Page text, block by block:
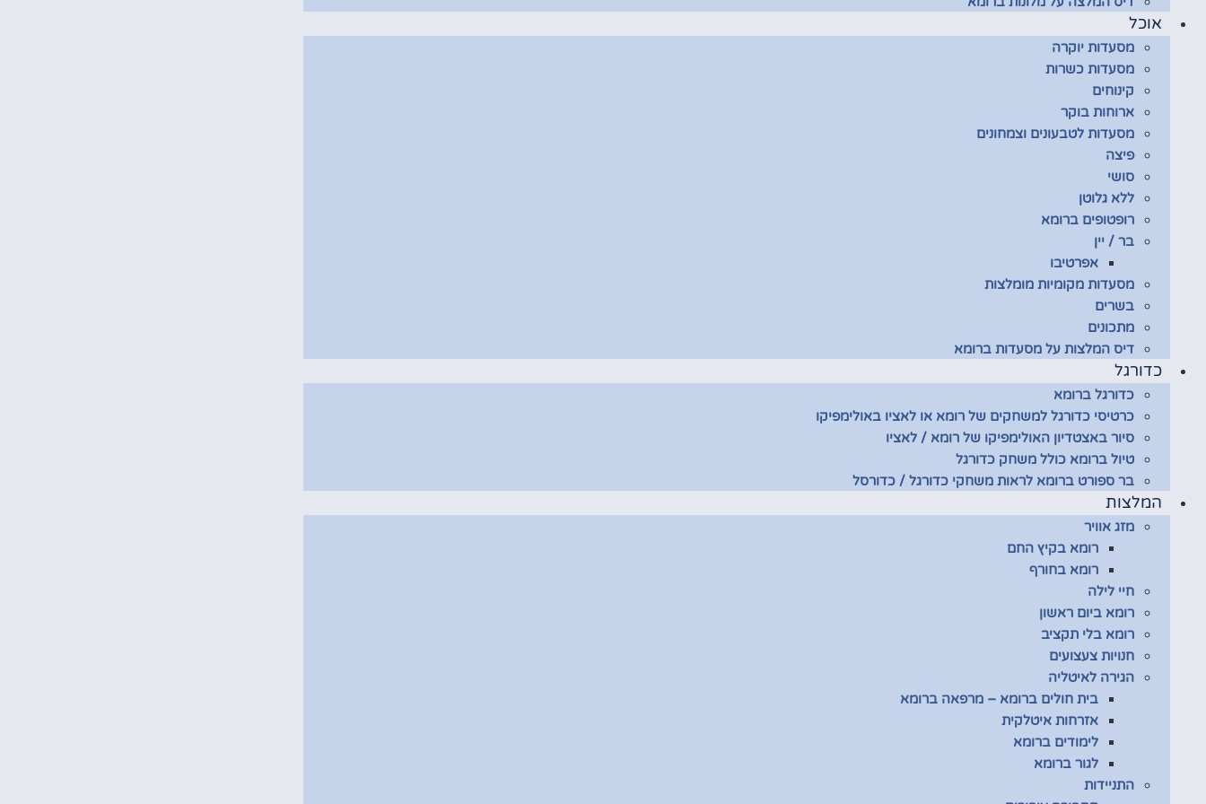
אוכל
מסעדות יוקרה
מסעדות כשרות
קינוחים
ארוחות בוקר
מסעדות לטבעונים וצמחונים
פיצה
סושי
ללא גלוטן
רופטופים ברומא
בר / יין
אפרטיבו
מסעדות מקומיות מומלצות
בשרים
מתכונים
דיס המלצות על מסעדות ברומא
כדורגל
כדורגל ברומא
כרטיסי כדורגל למשחקים של רומא או לאציו באולימפיקו
סיור באצטדיון האולימפיקו של רומא / לאציו
טיול ברומא כולל משחק כדורגל
בר ספורט ברומא לראות משחקי כדורגל / כדורסל
המלצות
מזג אוויר
רומא בקיץ החם
רומא בחורף
חיי לילה
רומא ביום ראשון
רומא בלי תקציב
חנויות צעצועים
הגירה לאיטליה
בית חולים ברומא – מרפאה ברומא
אזרחות איטלקית
לימודים ברומא
לגור ברומא
התניידות